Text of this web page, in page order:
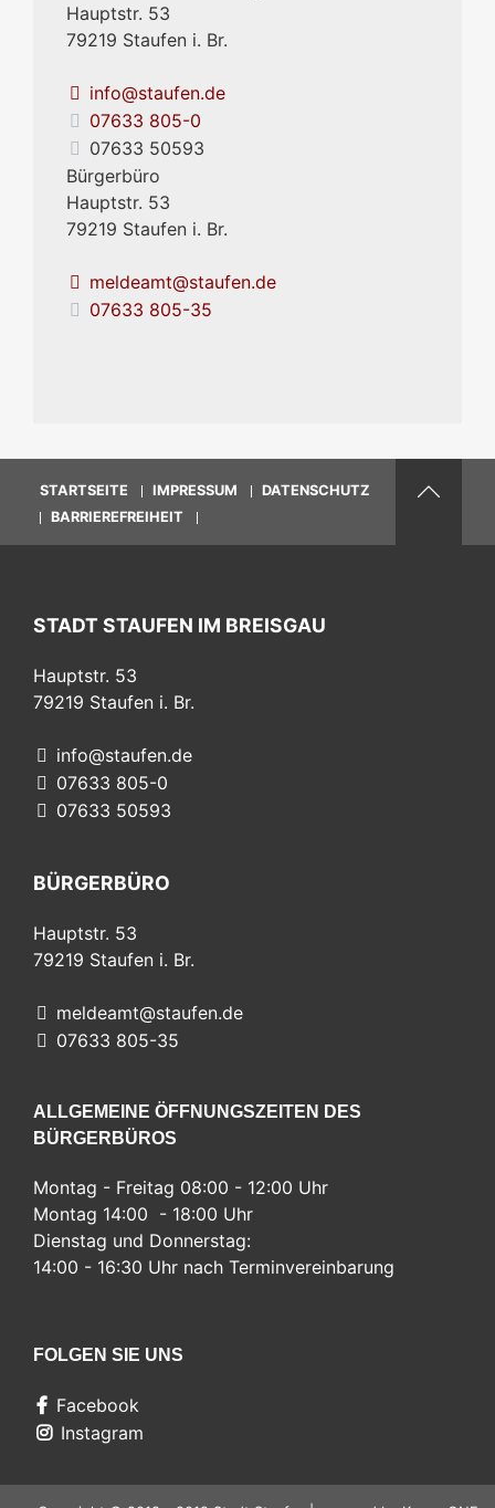
Hauptstr. 53
79219 Staufen i. Br.
info@staufen.de
07633 805-0
07633 50593
Bürgerbüro
Hauptstr. 53
79219 Staufen i. Br.
meldeamt@staufen.de
07633 805-35
STARTSEITE IMPRESSUM
DATENSCHUTZ
BARRIEREFREIHEIT
STADT STAUFEN IM BREISGAU
Hauptstr. 53
79219 Staufen i. Br.
info@staufen.de
07633 805-0
07633 50593
BÜRGERBÜRO
Hauptstr. 53
79219 Staufen i. Br.
meldeamt@staufen.de
07633 805-35
ALLGEMEINE ÖFFNUNGSZEITEN DES
BÜRGERBÜROS
Montag - Freitag 08:00 - 12:00 Uhr
Montag 14:00 - 18:00 Uhr
Dienstag und Donnerstag:
14:00 - 16:30 Uhr nach Terminvereinbarung
FOLGEN SIE UNS
Facebook
Instagram